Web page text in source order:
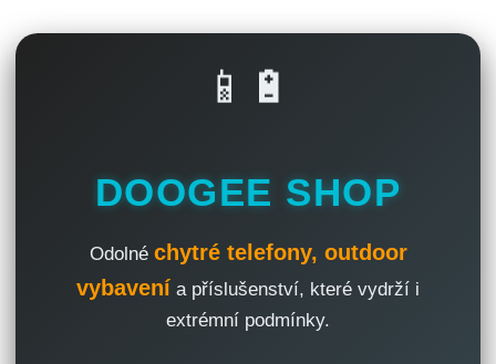
📱🔋
DOOGEE SHOP
Odolné chytré telefony, outdoor
vybavení a příslušenství, které vydrží i
extrémní podmínky.